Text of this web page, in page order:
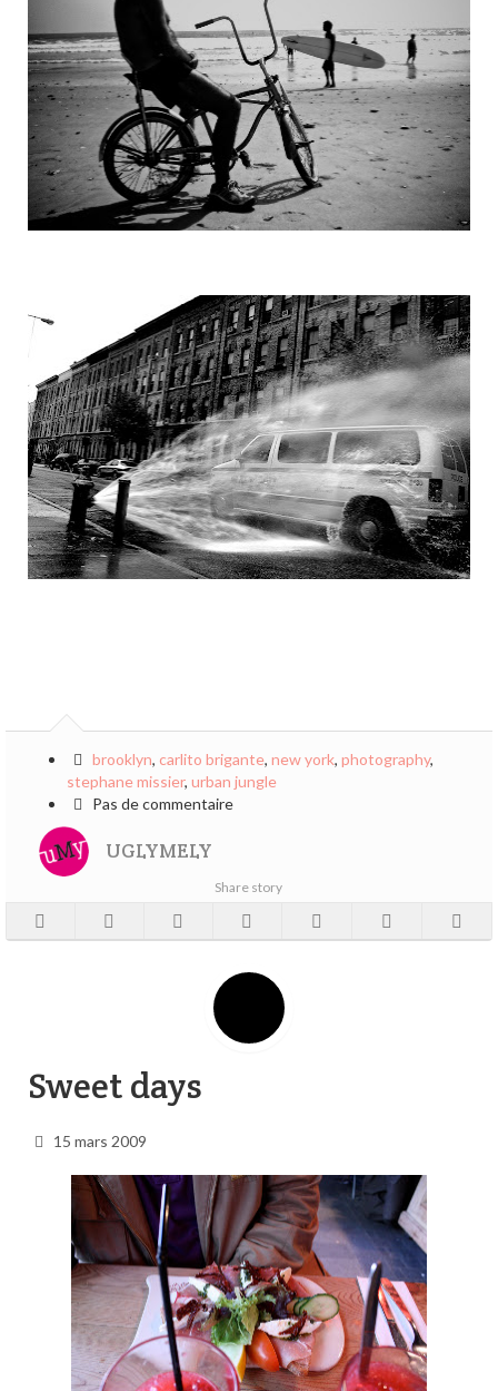
brooklyn, carlito brigante, new york, photography,
stephane missier, urban jungle
Pas de commentaire
UGLYMELY
Share story
Sweet days
15 mars 2009